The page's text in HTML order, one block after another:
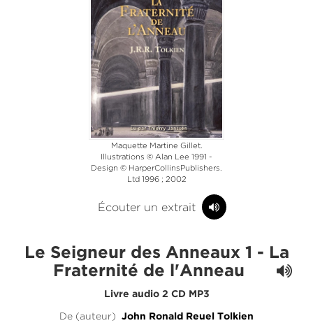
Maquette Martine Gillet.
Illustrations © Alan Lee 1991 -
Design © HarperCollinsPublishers.
Ltd 1996 ; 2002
Écouter un extrait
Le Seigneur des Anneaux 1 - La
Fraternité de l'Anneau
Livre audio 2 CD MP3
De (auteur) John Ronald Reuel Tolkien